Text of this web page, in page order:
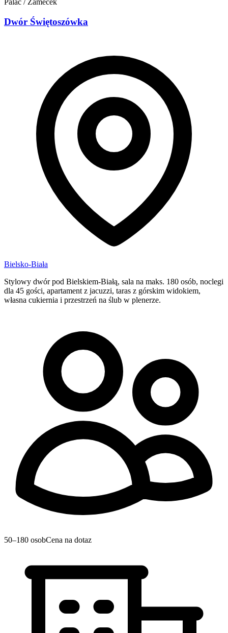
Palác / Zámeček
Dwór Świętoszówka
Bielsko-Biała
Stylowy dwór pod Bielskiem-Białą, sala na maks. 180 osób, noclegi
dla 45 gości, apartament z jacuzzi, taras z górskim widokiem,
własna cukiernia i przestrzeń na ślub w plenerze.
50–180 osobCena na dotaz